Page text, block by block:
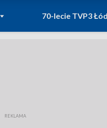
DO
70-lecie TVP3